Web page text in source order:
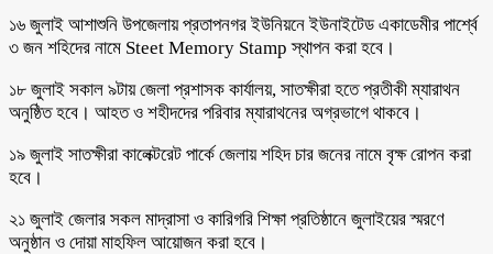
১৬ জুলাই আশাশুনি উপজেলায় প্রতাপনগর ইউনিয়নে ইউনাইটেড একাডেমীর পার্শ্বে
৩ জন শহিদের নামে Steet Memory Stamp স্থাপন করা হবে।
১৮ জুলাই সকাল ৯টায় জেলা প্রশাসক কার্যালয়, সাতক্ষীরা হতে প্রতীকী ম্যারাথন
অনুষ্ঠিত হবে। আহত ও শহীদদের পরিবার ম্যারাথনের অগ্রভাগে থাকবে।
১৯ জুলাই সাতক্ষীরা কালেক্টরেট পার্কে জেলায় শহিদ চার জনের নামে বৃক্ষ রোপন করা
হবে।
২১ জুলাই জেলার সকল মাদ্রাসা ও কারিগরি শিক্ষা প্রতিষ্ঠানে জুলাইয়ের স্মরণে
অনুষ্ঠান ও দোয়া মাহফিল আয়োজন করা হবে।